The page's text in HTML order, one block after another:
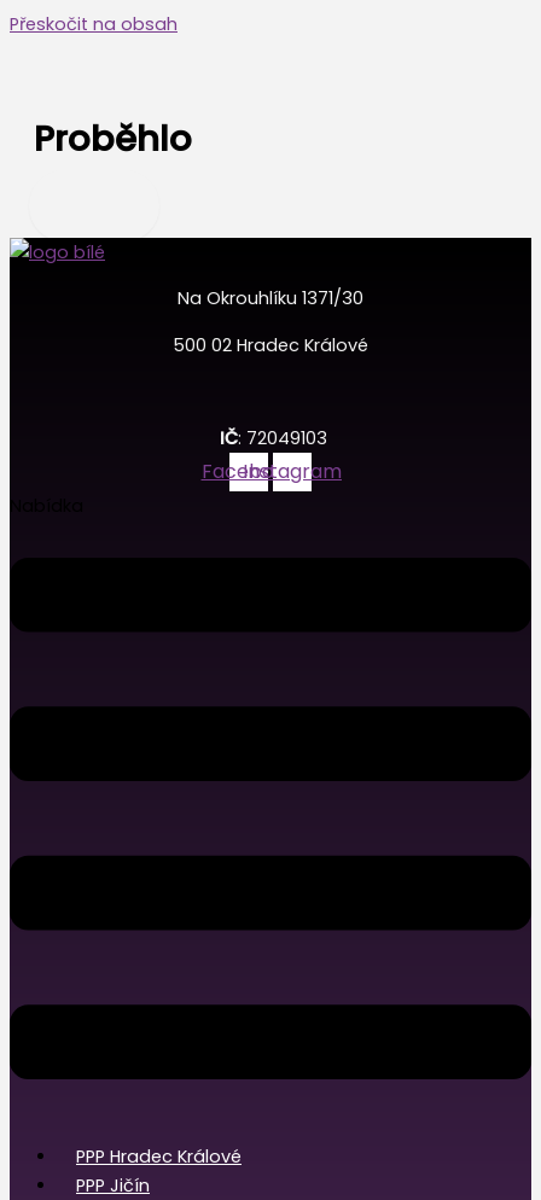
Přeskočit na obsah
Proběhlo
Na Okrouhlíku 1371/30
500 02 Hradec Králové
IČ: 72049103
Facebook
Instagram
PPP Hradec Králové
PPP Jičín